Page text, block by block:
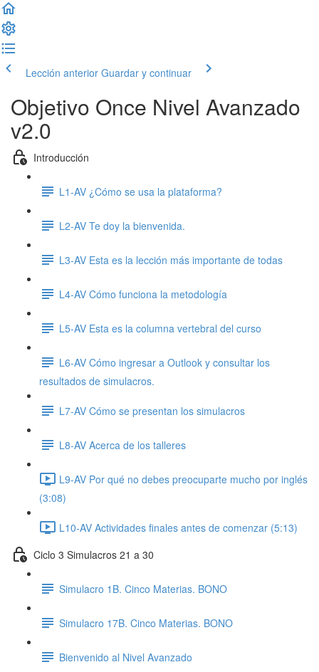
Lección anterior Guardar y continuar
Objetivo Once Nivel Avanzado
v2.0
Introducción
L1-AV ¿Cómo se usa la plataforma?
L2-AV Te doy la bienvenida.
L3-AV Esta es la lección más importante de todas
L4-AV Cómo funciona la metodología
L5-AV Esta es la columna vertebral del curso
L6-AV Cómo ingresar a Outlook y consultar los
resultados de simulacros.
L7-AV Cómo se presentan los simulacros
L8-AV Acerca de los talleres
L9-AV Por qué no debes preocuparte mucho por inglés
(3:08)
L10-AV Actividades finales antes de comenzar (5:13)
Ciclo 3 Simulacros 21 a 30
Simulacro 1B. Cinco Materias. BONO
Simulacro 17B. Cinco Materias. BONO
Bienvenido al Nivel Avanzado